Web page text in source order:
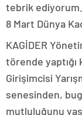
tebrik
8 Mart Dünya
KAGİDER
törende yaptığı
Girişimcisi
senesinden,
mutluluğunu